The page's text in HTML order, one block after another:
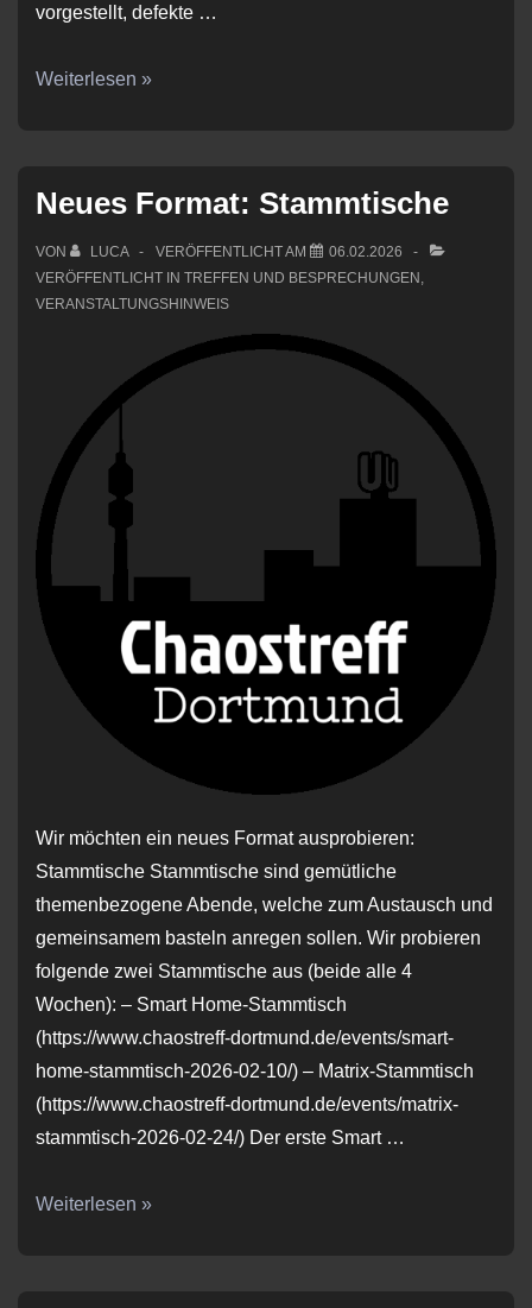
vorgestellt, defekte …
ChaosCouch
Weiterlesen »
Neues Format: Stammtische
VON LUCA VERÖFFENTLICHT AM
06.02.2026
VERÖFFENTLICHT IN TREFFEN UND BESPRECHUNGEN,
VERANSTALTUNGSHINWEIS
Wir möchten ein neues Format ausprobieren:
Stammtische Stammtische sind gemütliche
themenbezogene Abende, welche zum Austausch und
gemeinsamem basteln anregen sollen. Wir probieren
folgende zwei Stammtische aus (beide alle 4
Wochen): – Smart Home-Stammtisch
(https://www.chaostreff-dortmund.de/events/smart-
home-stammtisch-2026-02-10/) – Matrix-Stammtisch
(https://www.chaostreff-dortmund.de/events/matrix-
stammtisch-2026-02-24/) Der erste Smart …
Neues
Weiterlesen »